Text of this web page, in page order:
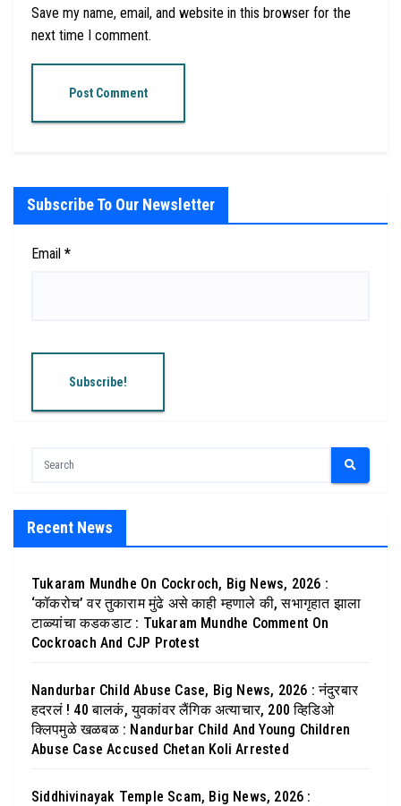
Save my name, email, and website in this browser for the
next time I comment.
Subscribe To Our Newsletter
Email *
Recent News
Tukaram Mundhe On Cockroch, Big News, 2026 :
‘कॉकरोच’ वर तुकाराम मुंढे असे काही म्हणाले की, सभागृहात झाला
टाळ्यांचा कडकडाट : Tukaram Mundhe Comment On
Cockroach And CJP Protest
Nandurbar Child Abuse Case, Big News, 2026 : नंदुरबार
हदरलं ! 40 बालकं, युवकांवर लैंगिक अत्याचार, 200 व्हिडिओ
क्लिपमुळे खळबळ : Nandurbar Child And Young Children
Abuse Case Accused Chetan Koli Arrested
Siddhivinayak Temple Scam, Big News, 2026 :